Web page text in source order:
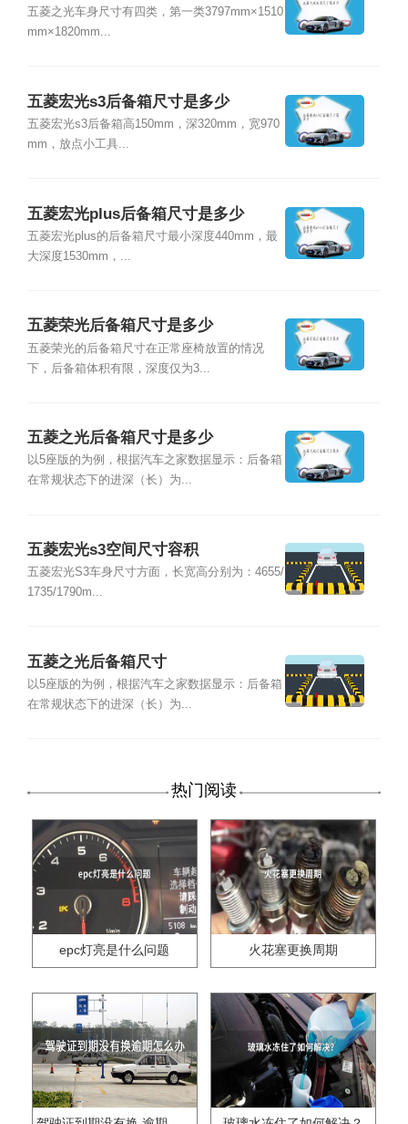
五菱之光车身尺寸有四类，第一类3797mm×1510
mm×1820mm...
五菱宏光s3后备箱尺寸是多少
五菱宏光s3后备箱高150mm，深320mm，宽970
mm，放点小工具...
五菱宏光plus后备箱尺寸是多少
五菱宏光plus的后备箱尺寸最小深度440mm，最
大深度1530mm，...
五菱荣光后备箱尺寸是多少
五菱荣光的后备箱尺寸在正常座椅放置的情况
下，后备箱体积有限，深度仅为3...
五菱之光后备箱尺寸是多少
以5座版的为例，根据汽车之家数据显示：后备箱
在常规状态下的进深（长）为...
五菱宏光s3空间尺寸容积
五菱宏光S3车身尺寸方面，长宽高分别为：4655/
1735/1790m...
五菱之光后备箱尺寸
以5座版的为例，根据汽车之家数据显示：后备箱
在常规状态下的进深（长）为...
热门阅读
epc灯亮是什么问题 火花塞更换周期